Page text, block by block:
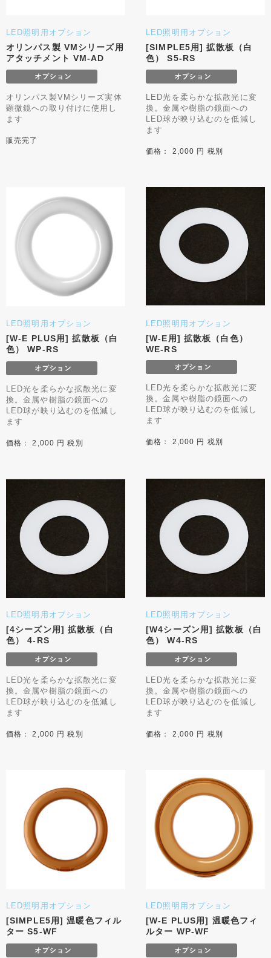
LED照明用オプション
オリンパス製 VMシリーズ用
アタッチメント VM-AD
オリンパス製VMシリーズ実体
顕微鏡への取り付けに使用し
ます
販売完了
LED照明用オプション
[SIMPLE5用] 拡散板（白
色） S5-RS
LED光を柔らかな拡散光に変
換。金属や樹脂の鏡面への
LED球が映り込むのを低減し
ます
価格： 2,000 円 税別
LED照明用オプション
[W-E PLUS用] 拡散板（白
色） WP-RS
LED光を柔らかな拡散光に変
換。金属や樹脂の鏡面への
LED球が映り込むのを低減し
ます
価格： 2,000 円 税別
LED照明用オプション
[W-E用] 拡散板（白色）
WE-RS
LED光を柔らかな拡散光に変
換。金属や樹脂の鏡面への
LED球が映り込むのを低減し
ます
価格： 2,000 円 税別
LED照明用オプション
[4シーズン用] 拡散板（白
色） 4-RS
LED光を柔らかな拡散光に変
換。金属や樹脂の鏡面への
LED球が映り込むのを低減し
ます
価格： 2,000 円 税別
LED照明用オプション
[W4シーズン用] 拡散板（白
色） W4-RS
LED光を柔らかな拡散光に変
換。金属や樹脂の鏡面への
LED球が映り込むのを低減し
ます
価格： 2,000 円 税別
LED照明用オプション
[SIMPLE5用] 温暖色フィル
ター S5-WF
LED照明用オプション
[W-E PLUS用] 温暖色フィ
ルター WP-WF